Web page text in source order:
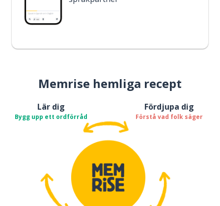
Memrise hemliga recept
Lär dig
Bygg upp ett ordförråd
Fördjupa dig
Förstå vad folk säger